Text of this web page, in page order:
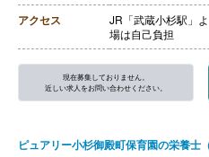
【賞与】年2回（計
【通勤手当】あり
【昇給】あり（1月
アクセス
JR「武蔵小杉駅」
場は自己負担
現在募集しておりません。
近しい求人をお問い合わせください。
ピュアリー小杉御殿町保育園の栄養士